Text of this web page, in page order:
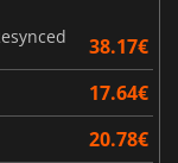
38.17€
17.64€
20.78€